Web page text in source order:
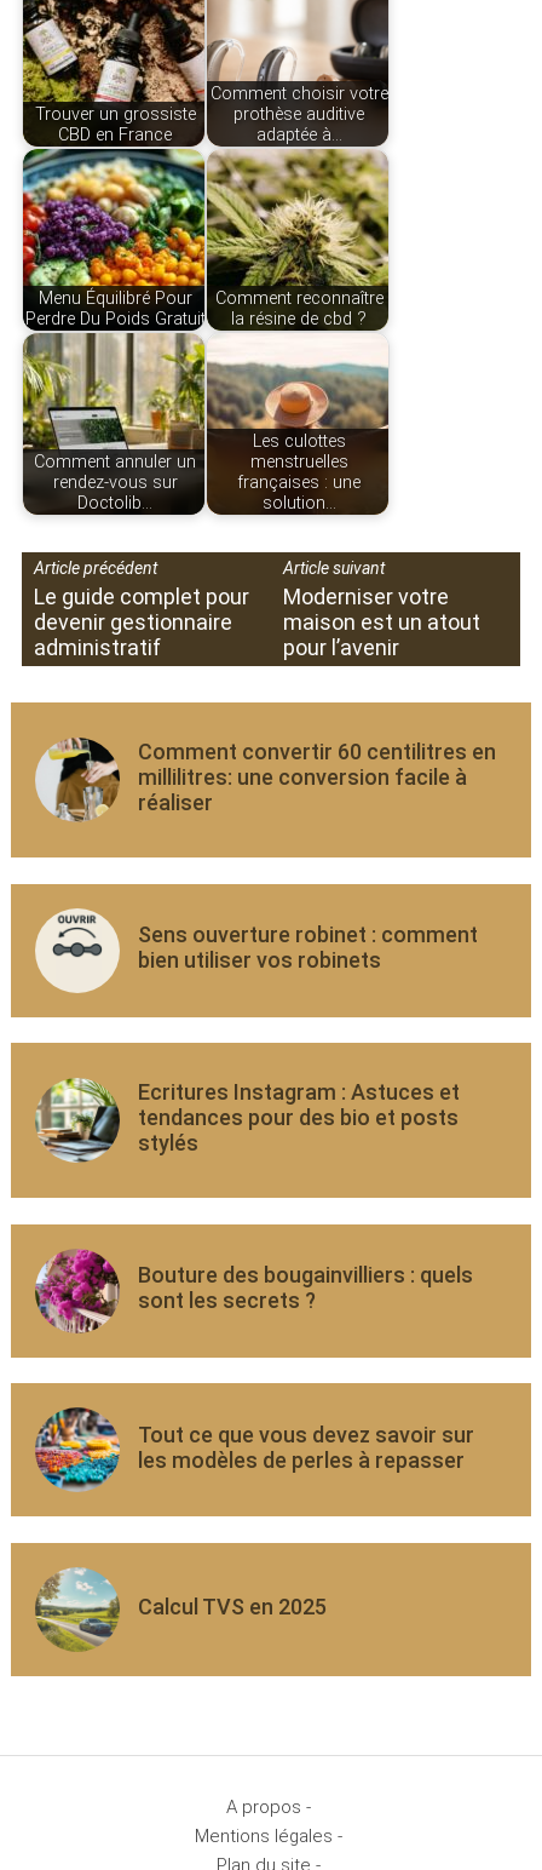
Trouver un grossiste
CBD en France
Comment choisir votre
prothèse auditive
adaptée à…
Menu Équilibré Pour
Perdre Du Poids Gratuit
Comment reconnaître
la résine de cbd ?
Comment annuler un
rendez-vous sur
Doctolib…
Les culottes
menstruelles
françaises : une
solution…
Article précédent
Le guide complet pour
devenir gestionnaire
administratif
Article suivant
Moderniser votre
maison est un atout
pour l’avenir
Comment convertir 60 centilitres en
millilitres: une conversion facile à
réaliser
Sens ouverture robinet : comment
bien utiliser vos robinets
Ecritures Instagram : Astuces et
tendances pour des bio et posts
stylés
Bouture des bougainvilliers : quels
sont les secrets ?
Tout ce que vous devez savoir sur
les modèles de perles à repasser
Calcul TVS en 2025
A propos -
Mentions légales -
Plan du site -